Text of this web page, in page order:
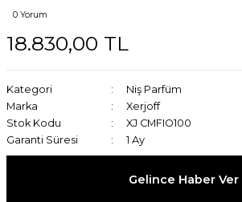
0 Yorum
18.830,00 TL
Kategori
Niş Parfüm
Marka
Xerjoff
Stok Kodu
XJ CMFIO100
Garanti Süresi
1 Ay
Gelince Haber Ver